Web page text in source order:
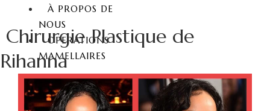
À PROPOS DE
NOUS
OPERATIONS
MAMELLAIRES
REDUCTION MAMMAIRE
LIFTING MAMMAIRE
Chirurgie Plastique de
Rihanna